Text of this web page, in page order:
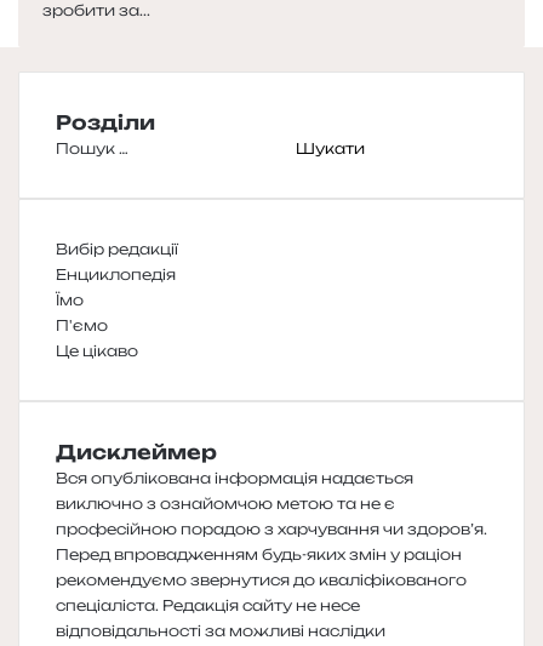
зробити за...
Розділи
Пошук:
Вибір редакції
Енциклопедія
Їмо
П'ємо
Це цікаво
Дисклеймер
Вся опублікована інформація надається
виключно з ознайомчою метою та не є
професійною порадою з харчування чи здоров’я.
Перед впровадженням будь-яких змін у раціон
рекомендуємо звернутися до кваліфікованого
спеціаліста. Редакція сайту не несе
відповідальності за можливі наслідки